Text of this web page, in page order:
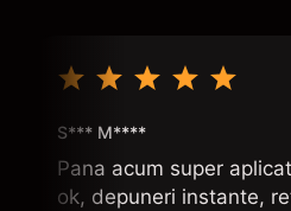
S*** M****
Pana acum super
ok, depuneri instante,